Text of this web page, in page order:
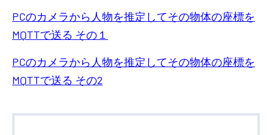
PCのカメラから人物を推定してその物体の座標を
MQTTで送る その１
PCのカメラから人物を推定してその物体の座標を
MQTTで送る その2